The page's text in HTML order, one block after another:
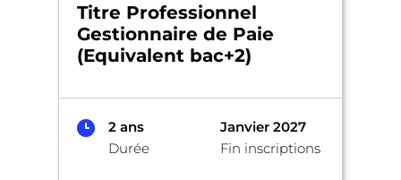
Titre Professionnel
Gestionnaire de Paie
(Equivalent bac+2)
2 ans
Durée
Janvier 2027
Fin inscriptions